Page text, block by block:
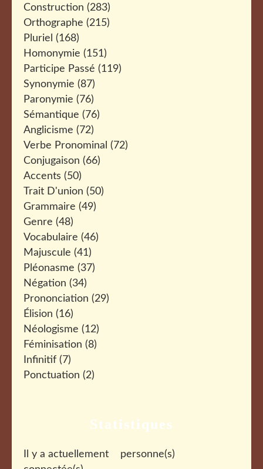
Construction (283)
Orthographe (215)
Pluriel (168)
Homonymie (151)
Participe Passé (119)
Synonymie (87)
Paronymie (76)
Sémantique (76)
Anglicisme (72)
Verbe Pronominal (72)
Conjugaison (66)
Accents (50)
Trait D'union (50)
Grammaire (49)
Genre (48)
Vocabulaire (46)
Majuscule (41)
Pléonasme (37)
Négation (34)
Prononciation (29)
Élision (16)
Néologisme (12)
Féminisation (8)
Infinitif (7)
Ponctuation (2)
Statistiques
Il y a actuellement
personne(s)